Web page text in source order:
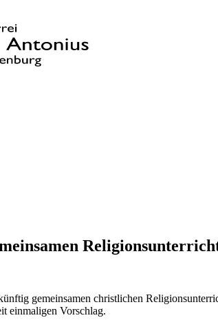
gemeinsamen christlichen
einmaligen Vorschlag.